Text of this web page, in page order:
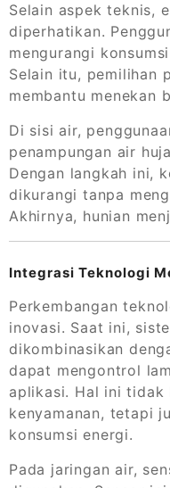
Selain aspek teknis,
diperhatikan.
mengurangi
Selain itu, pemilihan
membantu menekan
Di sisi air,
penampungan air
Dengan langkah ini,
dikurangi tanpa
Akhirnya, hunian
Integrasi Teknologi
Perkembangan
inovasi. Saat ini,
dikombinasikan
dapat mengontrol
aplikasi. Hal ini tidak
kenyamanan, tetapi
konsumsi energi.
Pada jaringan air,